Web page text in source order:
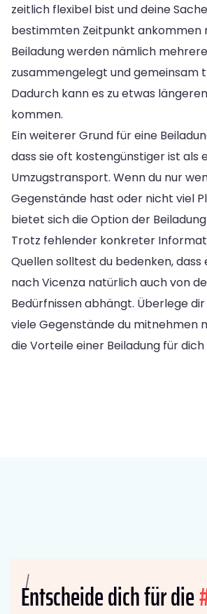
zeitlich flexibel bist und deine
bestimmten Zeitpunkt ankommen
Beiladung werden nämlich
zusammengelegt und gemeinsam
Dadurch kann es zu etwas
kommen.
Ein weiterer Grund für eine
dass sie oft kostengünstiger ist als
Umzugstransport. Wenn du nur
Gegenstände hast oder nicht viel
bietet sich die Option der
Trotz fehlender konkreter
Quellen solltest du bedenken, dass
nach Vicenza natürlich auch von
Bedürfnissen abhängt. Überlege
viele Gegenstände du mitnehmen
die Vorteile einer Beiladung für dich
Entscheide dich für die